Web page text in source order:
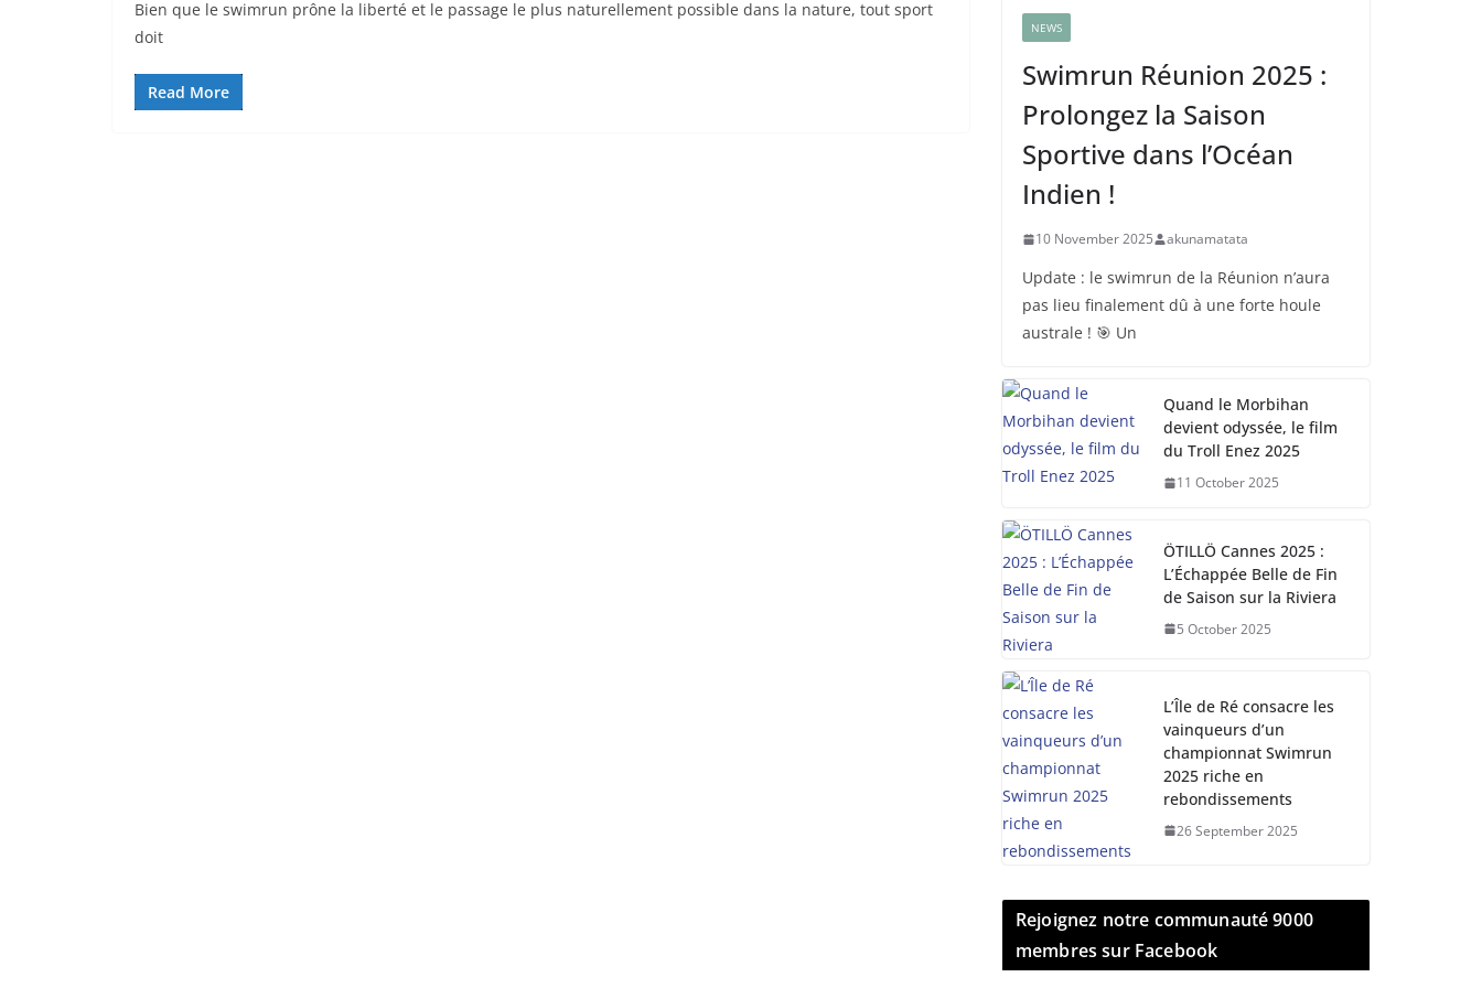
Bien que le swimrun prône la liberté et le passage le plus naturellement possible dans la nature, tout sport
doit
Read More
NEWS
Swimrun Réunion 2025 :
Prolongez la Saison
Sportive dans l’Océan
Indien !
10 November 2025 akunamatata
Update : le swimrun de la Réunion n’aura
pas lieu finalement dû à une forte houle
australe ! 🎯 Un
Quand le Morbihan
devient odyssée, le film
du Troll Enez 2025
11 October 2025
ÖTILLÖ Cannes 2025 :
L’Échappée Belle de Fin
de Saison sur la Riviera
5 October 2025
L’Île de Ré consacre les
vainqueurs d’un
championnat Swimrun
2025 riche en
rebondissements
26 September 2025
Rejoignez notre communauté 9000
membres sur Facebook